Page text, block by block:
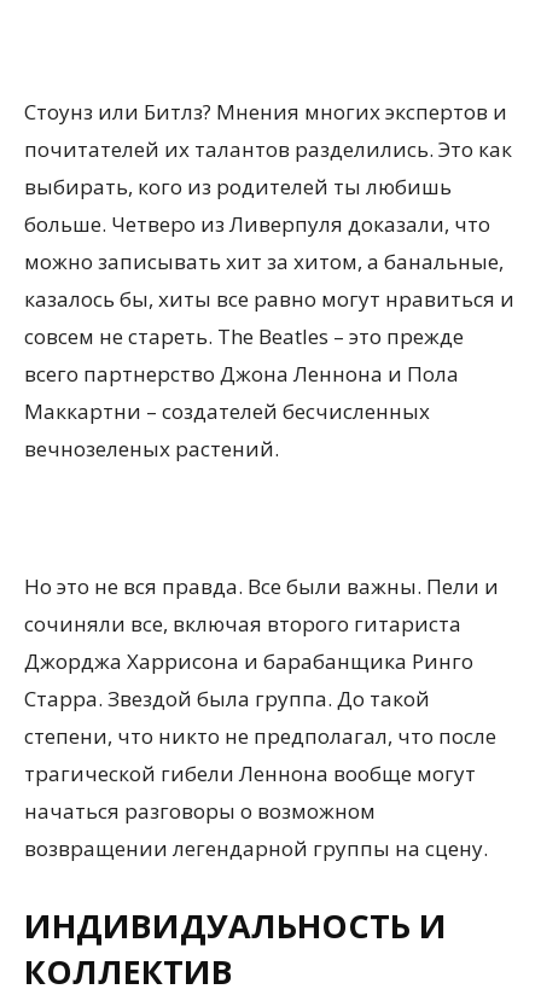
Стоунз или Битлз? Мнения многих экспертов и
почитателей их талантов разделились. Это как
выбирать, кого из родителей ты любишь
больше. Четверо из Ливерпуля доказали, что
можно записывать хит за хитом, а банальные,
казалось бы, хиты все равно могут нравиться и
совсем не стареть. The Beatles – это прежде
всего партнерство Джона Леннона и Пола
Маккартни – создателей бесчисленных
вечнозеленых растений.
Но это не вся правда. Все были важны. Пели и
сочиняли все, включая второго гитариста
Джорджа Харрисона и барабанщика Ринго
Старра. Звездой была группа. До такой
степени, что никто не предполагал, что после
трагической гибели Леннона вообще могут
начаться разговоры о возможном
возвращении легендарной группы на сцену.
ИНДИВИДУАЛЬНОСТЬ И
КОЛЛЕКТИВ